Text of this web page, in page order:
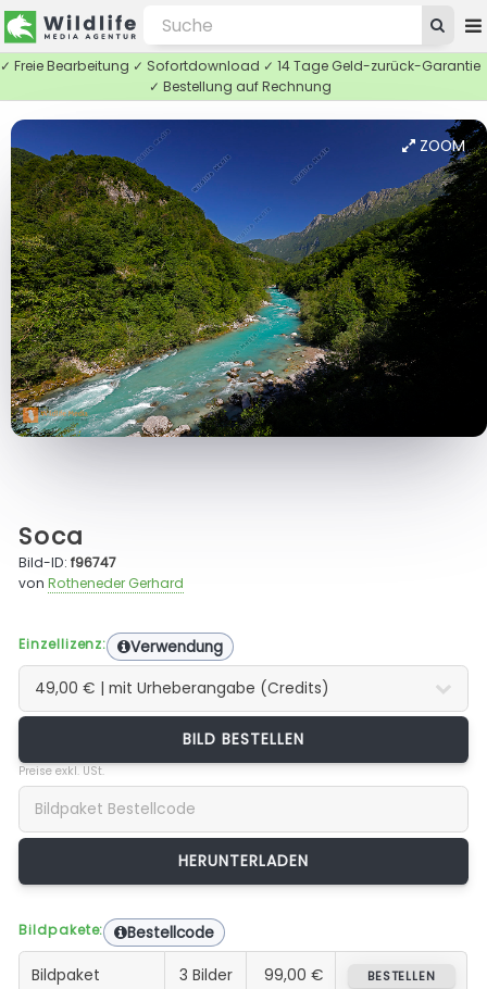
✓ Freie Bearbeitung ✓ Sofortdownload ✓ 14 Tage Geld-zurück-Garantie
✓ Bestellung auf Rechnung
ZOOM
Soca
Bild-ID:f96747
vonRotheneder Gerhard
Einzellizenz: Verwendung
BILD BESTELLEN
Preise exkl. USt.
Bildpakete: Bestellcode
Bildpaket
3 Bilder 99,00 € BESTELLEN